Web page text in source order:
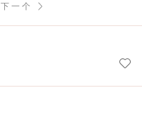
下一个